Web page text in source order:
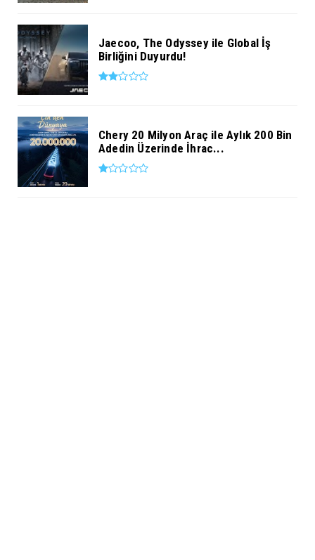
Jaecoo, The Odyssey ile Global İş
Birliğini Duyurdu!
Chery 20 Milyon Araç ile Aylık 200 Bin
Adedin Üzerinde İhrac...